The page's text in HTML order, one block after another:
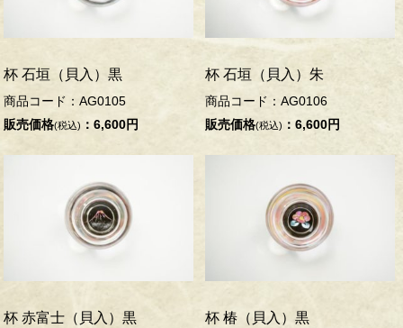
杯 石垣（貝入）黒
商品コード：AG0105
販売価格(税込) ：6,600円
杯 石垣（貝入）朱
商品コード：AG0106
販売価格(税込) ：6,600円
杯 赤富士（貝入）黒 杯 椿（貝入）黒